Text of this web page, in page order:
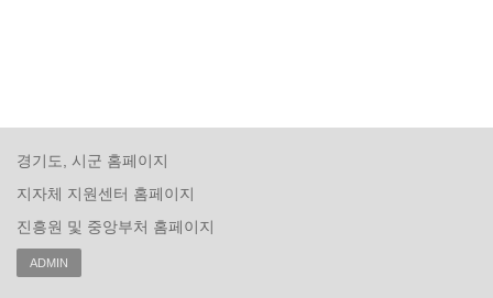
경기도, 시군 홈페이지
지자체 지원센터 홈페이지
진흥원 및 중앙부처 홈페이지
ADMIN